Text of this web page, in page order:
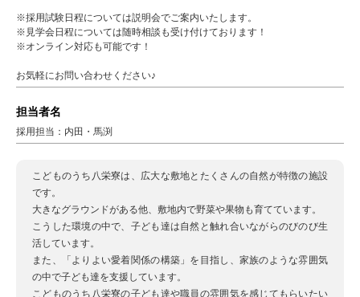
※採用試験日程については説明会でご案内いたします。
※見学会日程については随時相談も受け付けております！
※オンライン対応も可能です！
お気軽にお問い合わせください♪
担当者名
採用担当：内田・馬渕
こどものうち八栄寮は、広大な敷地とたくさんの自然が特徴の施設
です。
大きなグラウンドがある他、敷地内で野菜や果物も育てています。
こうした環境の中で、子ども達は自然と触れ合いながらのびのび生
活しています。
また、「よりよい愛着関係の構築」を目指し、家族のような雰囲気
の中で子ども達を支援しています。
こどものうち八栄寮の子ども達や職員の雰囲気を感じてもらいたい